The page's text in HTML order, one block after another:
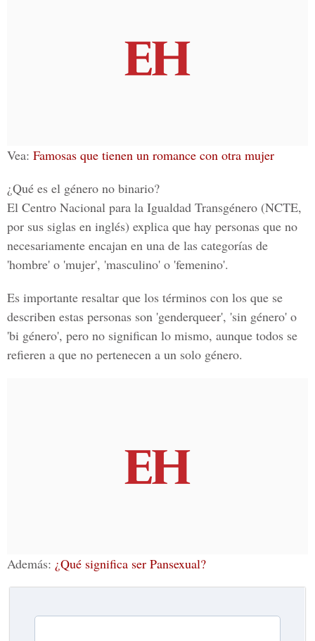
Vea: Famosas que tienen un romance con otra mujer
¿Qué es el género no binario?
El Centro Nacional para la Igualdad Transgénero (NCTE,
por sus siglas en inglés) explica que hay personas que no
necesariamente encajan en una de las categorías de
'hombre' o 'mujer', 'masculino' o 'femenino'.
Es importante resaltar que los términos con los que se
describen estas personas son 'genderqueer', 'sin género' o
'bi género', pero no significan lo mismo, aunque todos se
refieren a que no pertenecen a un solo género.
Además: ¿Qué significa ser Pansexual?